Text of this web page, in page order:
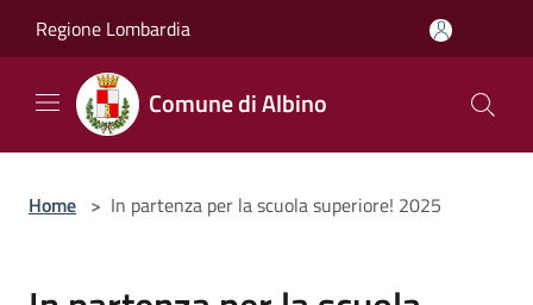
Regione Lombardia
Comune di Albino
Home > In partenza per la scuola superiore! 2025